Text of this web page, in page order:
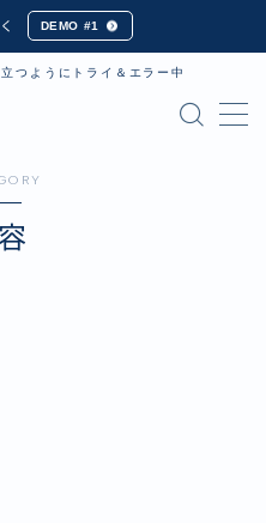
DEMO #1
つようにトライ＆エラー中